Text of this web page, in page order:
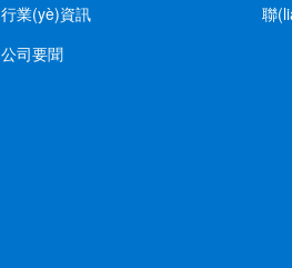
行業(yè)資訊
公司要聞
聯